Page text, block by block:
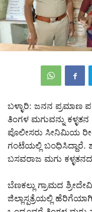
ಬಳ್ಳಾರಿ: ಜನನ ಪ್ರಮಾಣ
ತಿಂಗಳ ಮಗುವನ್ನು
ಪೊಲೀಸರು ಸೀ‌ನಿಮಿಯ
ಗಂಟೆಯಲ್ಲಿ
ಬಸವರಾಜ ಮಗು
ಬೆಣಕಲ್ಲು ಗ್ರಾಮದ
ಜಿಲ್ಲಾಸ್ಪತ್ರೆಯಲ್ಲಿ